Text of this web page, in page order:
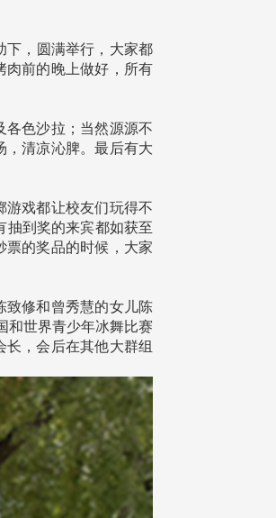
下，圆满举行，大家都
肉前的晚上做好，所有
色沙拉；当然源源不
，清凉沁脾。最后有大
戏都让校友们玩得不
抽到奖的来宾都如获至
票的奖品的时候，大家
修和曾秀慧的女儿陈
和世界青少年冰舞比赛
，会后在其他大群组